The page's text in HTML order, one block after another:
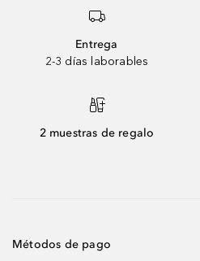
Entrega
2-3 días laborables
2 muestras de regalo
Métodos de pago